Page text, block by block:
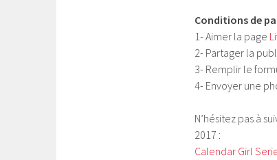
Conditions de
1- Aimer la page
2- Partager la
3- Remplir le
4- Envoyer une
N’hésitez pas à
2017 :
Calendar Girl